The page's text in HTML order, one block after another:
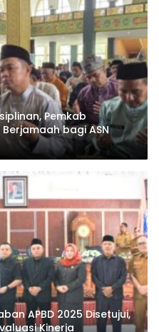
Pemkab
bagi ASN
APBD 2025 Disetujui,
Kinerja